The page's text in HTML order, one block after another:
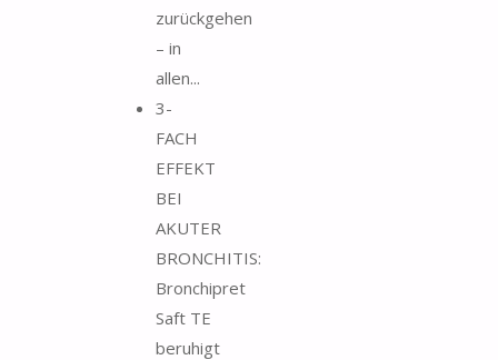
zurückgehen
– in
allen...
3-
FACH
EFFEKT
BEI
AKUTER
BRONCHITIS:
Bronchipret
Saft TE
beruhigt